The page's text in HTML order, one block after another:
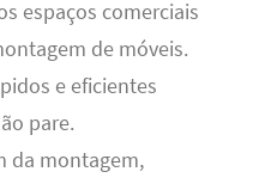
espaços comerciais
de móveis.
e eficientes
pare.
da montagem,